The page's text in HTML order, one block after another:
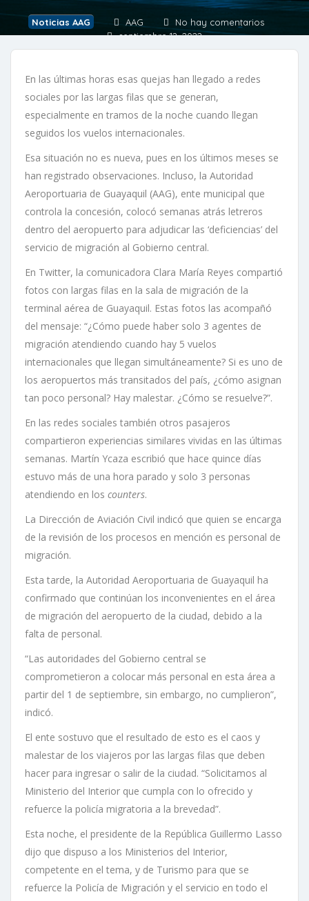
Noticias AAG AAG
No hay comentarios
septiembre 12, 2022
En las últimas horas esas quejas han llegado a redes
sociales por las largas filas que se generan,
especialmente en tramos de la noche cuando llegan
seguidos los vuelos internacionales.
Esa situación no es nueva, pues en los últimos meses se
han registrado observaciones. Incluso, la Autoridad
Aeroportuaria de Guayaquil (AAG), ente municipal que
controla la concesión, colocó semanas atrás letreros
dentro del aeropuerto para adjudicar las ‘deficiencias’ del
servicio de migración al Gobierno central.
En Twitter, la comunicadora Clara María Reyes compartió
fotos con largas filas en la sala de migración de la
terminal aérea de Guayaquil. Estas fotos las acompañó
del mensaje: “¿Cómo puede haber solo 3 agentes de
migración atendiendo cuando hay 5 vuelos
internacionales que llegan simultáneamente? Si es uno de
los aeropuertos más transitados del país, ¿cómo asignan
tan poco personal? Hay malestar. ¿Cómo se resuelve?”.
En las redes sociales también otros pasajeros
compartieron experiencias similares vividas en las últimas
semanas. Martín Ycaza escribió que hace quince días
estuvo más de una hora parado y solo 3 personas
atendiendo en los counters.
La Dirección de Aviación Civil indicó que quien se encarga
de la revisión de los procesos en mención es personal de
migración.
Esta tarde, la Autoridad Aeroportuaria de Guayaquil ha
confirmado que continúan los inconvenientes en el área
de migración del aeropuerto de la ciudad, debido a la
falta de personal.
“Las autoridades del Gobierno central se
comprometieron a colocar más personal en esta área a
partir del 1 de septiembre, sin embargo, no cumplieron”,
indicó.
El ente sostuvo que el resultado de esto es el caos y
malestar de los viajeros por las largas filas que deben
hacer para ingresar o salir de la ciudad. “Solicitamos al
Ministerio del Interior que cumpla con lo ofrecido y
refuerce la policía migratoria a la brevedad”.
Esta noche, el presidente de la República Guillermo Lasso
dijo que dispuso a los Ministerios del Interior,
competente en el tema, y de Turismo para que se
refuerce la Policía de Migración y el servicio en todo el